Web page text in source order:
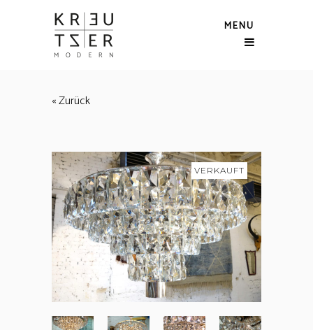
MENU
« Zurück
VERKAUFT